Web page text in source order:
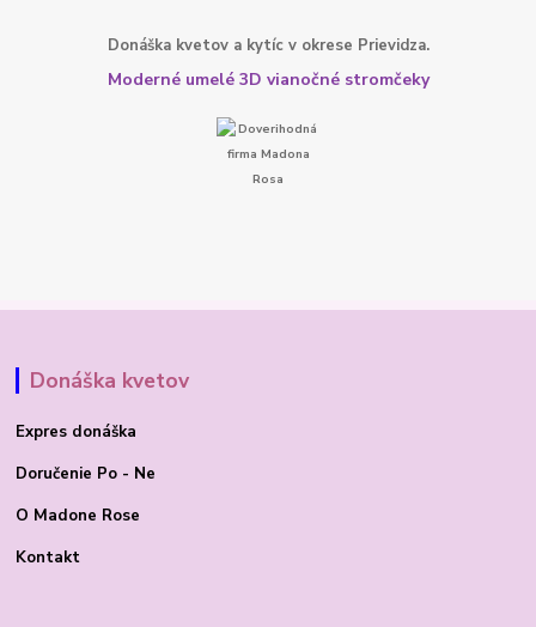
Donáška kvetov a kytíc v okrese Prievidza.
Moderné umelé 3D vianočné stromčeky
Donáška kvetov
Expres donáška
Doručenie Po - Ne
O Madone Rose
Kontakt